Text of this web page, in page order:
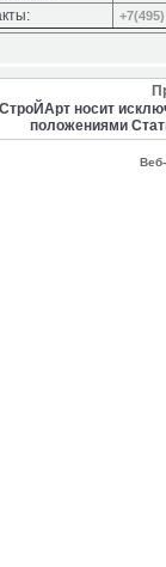
носит
положениями